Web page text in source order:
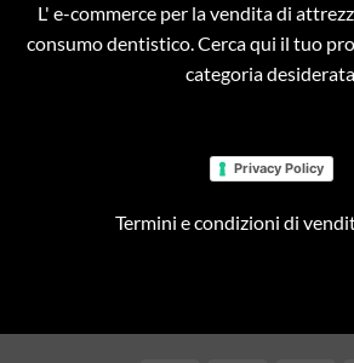
L' e-commerce per la vendita di
consumo dentistico. Cerca qui il tuo
categoria
Privacy Policy
Termini e condizioni di